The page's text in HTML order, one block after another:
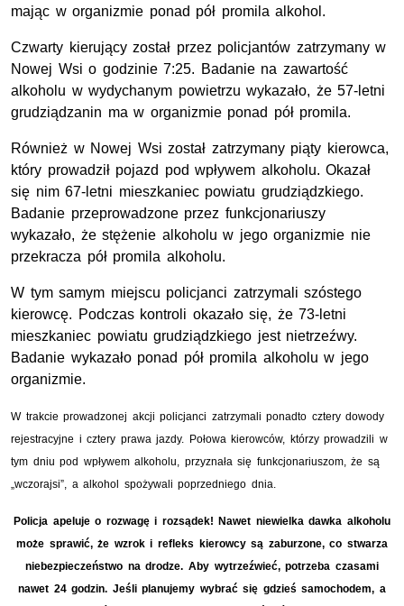
mając w organizmie ponad pół promila alkohol.
Czwarty kierujący został przez policjantów zatrzymany w
Nowej Wsi o godzinie 7:25. Badanie na zawartość
alkoholu w wydychanym powietrzu wykazało, że 57-letni
grudziądzanin ma w organizmie ponad pół promila.
Również w Nowej Wsi został zatrzymany piąty kierowca,
który prowadził pojazd pod wpływem alkoholu. Okazał
się nim 67-letni mieszkaniec powiatu grudziądzkiego.
Badanie przeprowadzone przez funkcjonariuszy
wykazało, że stężenie alkoholu w jego organizmie nie
przekracza pół promila alkoholu.
W tym samym miejscu policjanci zatrzymali szóstego
kierowcę. Podczas kontroli okazało się, że 73-letni
mieszkaniec powiatu grudziądzkiego jest nietrzeźwy.
Badanie wykazało ponad pół promila alkoholu w jego
organizmie.
W trakcie prowadzonej akcji policjanci zatrzymali ponadto cztery dowody
rejestracyjne i cztery prawa jazdy. Połowa kierowców, którzy prowadzili w
tym dniu pod wpływem alkoholu, przyznała się funkcjonariuszom, że są
„wczorajsi”, a alkohol spożywali poprzedniego dnia.
Policja apeluje o rozwagę i rozsądek! Nawet niewielka dawka alkoholu
może sprawić, że wzrok i refleks kierowcy są zaburzone, co stwarza
niebezpieczeństwo na drodze. Aby wytrzeźwieć, potrzeba czasami
nawet 24 godzin. Jeśli planujemy wybrać się gdzieś samochodem, a